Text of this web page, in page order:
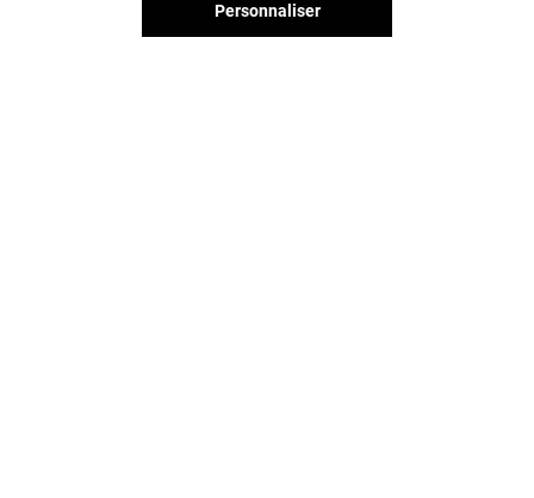
Personnaliser